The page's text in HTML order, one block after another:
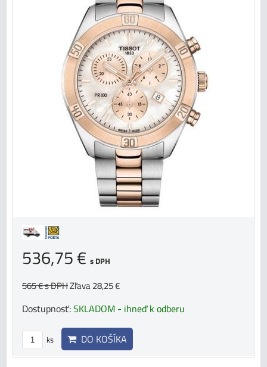
536,75 € s DPH
565 €s DPHZľava 28,25 €
Dostupnosť:SKLADOM - ihneď k odberu
ks DO KOŠÍKA